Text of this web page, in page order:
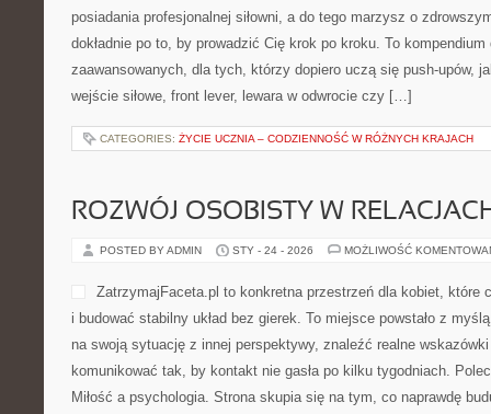
posiadania profesjonalnej siłowni, a do tego marzysz o
dokładnie po to, by prowadzić Cię krok po kroku. To
zaawansowanych, dla tych, którzy dopiero uczą się push-upów,
wejście siłowe, front lever, lewara w odwrocie czy […]
CATEGORIES: ŻYCIE UCZNIA – CODZIENNOŚĆ W RÓŻNYCH KRAJACH
ROZWÓJ OSOBISTY W
POSTED BY ADMIN STY - 24 - 2026 MOŻLIWOŚĆ
ZatrzymajFaceta.pl to konkretna przestrzeń dla kobiet, które
i budować stabilny układ bez gierek. To miejsce powstało z
na swoją sytuację z innej perspektywy, znaleźć realne
komunikować tak, by kontakt nie gasła po kilku tygodniach.
Miłość a psychologia. Strona skupia się na tym, co naprawdę